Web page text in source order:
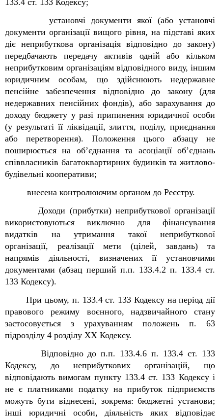
133.4 ст. 133 Кодексу;
установчі документи якої (або установчі
документи організації вищого рівня, на підставі яких
діє неприбуткова організація відповідно до закону)
передбачають передачу активів одній або кільком
неприбутковим організаціям відповідного виду, іншим
юридичним особам, що здійснюють недержавне
пенсійне забезпечення відповідно до закону (для
недержавних пенсійних фондів), або зарахування до
доходу бюджету у разі припинення юридичної особи
(у результаті її ліквідації, злиття, поділу, приєднання
або перетворення). Положення цього абзацу не
поширюється на об’єднання та асоціації об’єднань
співвласників багатоквартирних будинків та житлово-
будівельні кооперативи;
внесена контролюючим органом до Реєстру.
Доходи (прибутки) неприбуткової організації
використовуються виключно для фінансування
видатків на утримання такої неприбуткової
організації, реалізації мети (цілей, завдань) та
напрямів діяльності, визначених її установчими
документами (абзац перший п.п. 133.4.2 п. 133.4 ст.
133 Кодексу).
При цьому, п. 133.4 ст. 133 Кодексу на період дії
правового режиму воєнного,
надзвичайного стану
застосовується з урахуванням положень п. 63
підрозділу 4 розділу ХХ Кодексу.
Відповідно до п.п. 133.4.6 п. 133.4 ст. 133
Кодексу, до неприбуткових організацій, що
відповідають вимогам пункту 133.4 ст. 133 Кодексу і
не є платниками податку на прибуток підприємств
можуть бути віднесені, зокрема: бюджетні установи;
інші юридичні особи, діяльність яких відповідає